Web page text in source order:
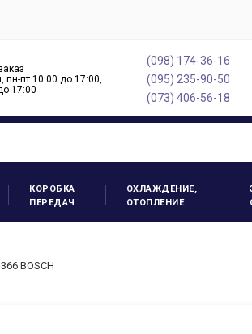
пн-пт 10:00 до 17:00,
17:00
(098) 174-36-16
(095) 235-90-50
(073) 406-56-18
КОРОБКА
ПЕРЕДАЧ
ОХЛАЖДЕНИЕ,
ОТОПЛЕНИЕ
BOSCH